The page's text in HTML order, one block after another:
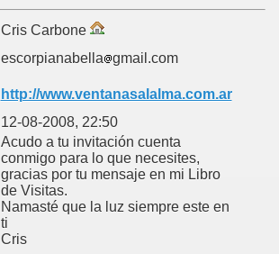
Cris Carbone
escorpianabella
gmail.com
http://www.ventanasalalma.com.ar
12-08-2008, 22:50
Acudo a tu invitación cuenta
conmigo para lo que necesites,
gracias por tu mensaje en mi Libro
de Visitas.
Namasté que la luz siempre este en
ti
Cris